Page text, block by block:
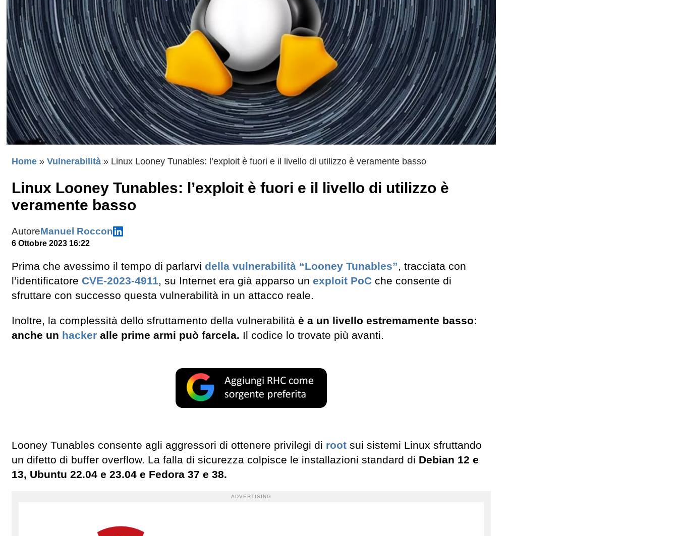
Home » Vulnerabilità » Linux Looney Tunables: l’exploit è fuori e il livello di utilizzo è veramente basso
Linux Looney Tunables: l’exploit è fuori e il livello di utilizzo è
veramente basso
AutoreManuel Roccon
6 Ottobre 2023 16:22
Prima che avessimo il tempo di parlarvi della vulnerabilità “Looney Tunables”, tracciata con
l’identificatore CVE-2023-4911, su Internet era già apparso un exploit PoC che consente di
sfruttare con successo questa vulnerabilità in un attacco reale.
Inoltre, la complessità dello sfruttamento della vulnerabilità è a un livello estremamente basso:
anche un hacker alle prime armi può farcela. Il codice lo trovate più avanti.
Looney Tunables consente agli aggressori di ottenere privilegi di root sui sistemi Linux sfruttando
un difetto di buffer overflow. La falla di sicurezza colpisce le installazioni standard di Debian 12 e
13, Ubuntu 22.04 e 23.04 e Fedora 37 e 38.
ADVERTISING